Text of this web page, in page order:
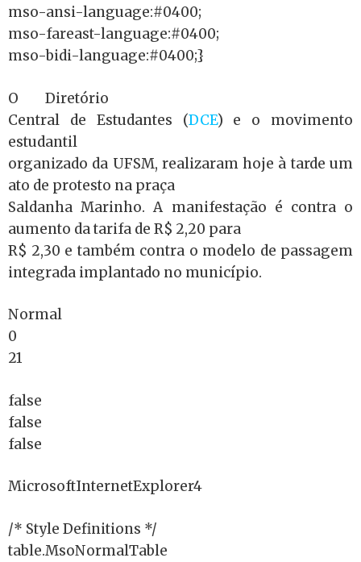
mso-ansi-language:#0400;
mso-fareast-language:#0400;
mso-bidi-language:#0400;}
O Diretório
Central de Estudantes (DCE) e o movimento
estudantil
organizado da UFSM, realizaram hoje à tarde um
ato de protesto na praça
Saldanha Marinho. A manifestação é contra o
aumento da tarifa de R$ 2,20 para
R$ 2,30 e também contra o modelo de passagem
integrada implantado no município.
Normal
0
21
false
false
false
MicrosoftInternetExplorer4
/* Style Definitions */
table.MsoNormalTable